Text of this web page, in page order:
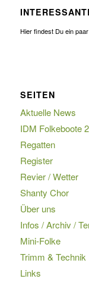
Hier findest Du ein
SEITEN
Aktuelle News
IDM Folkeboote
Regatten
Register
Revier / Wetter
Shanty Chor
Über uns
Infos / Archiv /
Mini-Folke
Trimm & Technik
Links